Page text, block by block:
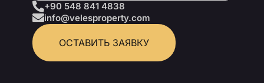
+90 548 841 4838
info@velesproperty.com
ОСТАВИТЬ ЗАЯВКУ